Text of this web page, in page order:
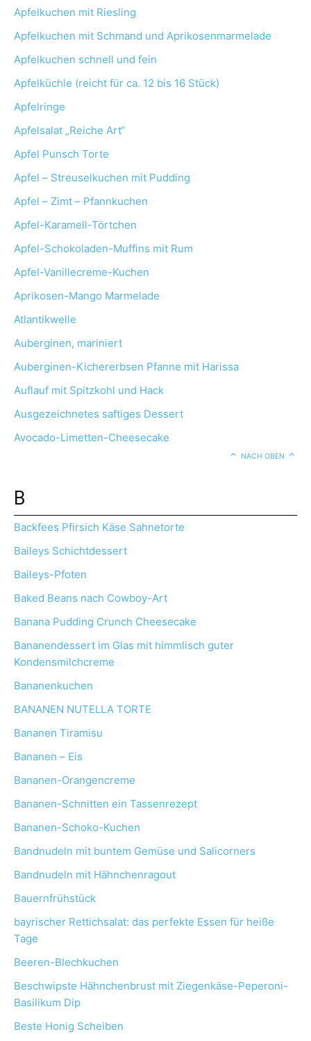
Apfelkuchen mit Riesling
Apfelkuchen mit Schmand und Aprikosenmarmelade
Apfelkuchen schnell und fein
Apfelküchle (reicht für ca. 12 bis 16 Stück)
Apfelringe
Apfelsalat „Reiche Art“
Apfel Punsch Torte
Apfel – Streuselkuchen mit Pudding
Apfel – Zimt – Pfannkuchen
Apfel-Karamell-Törtchen
Apfel-Schokoladen-Muffins mit Rum
Apfel-Vanillecreme-Kuchen
Aprikosen-Mango Marmelade
Atlantikwelle
Auberginen, mariniert
Auberginen-Kichererbsen Pfanne mit Harissa
Auflauf mit Spitzkohl und Hack
Ausgezeichnetes saftiges Dessert
Avocado-Limetten-Cheesecake
NACH OBEN
B
Backfees Pfirsich Käse Sahnetorte
Baileys Schichtdessert
Baileys-Pfoten
Baked Beans nach Cowboy-Art
Banana Pudding Crunch Cheesecake
Bananendessert im Glas mit himmlisch guter
Kondensmilchcreme
Bananenkuchen
BANANEN NUTELLA TORTE
Bananen Tiramisu
Bananen – Eis
Bananen-Orangencreme
Bananen-Schnitten ein Tassenrezept
Bananen-Schoko-Kuchen
Bandnudeln mit buntem Gemüse und Salicorners
Bandnudeln mit Hähnchenragout
Bauernfrühstück
bayrischer Rettichsalat: das perfekte Essen für heiße
Tage
Beeren-Blechkuchen
Beschwipste Hähnchenbrust mit Ziegenkäse-Peperoni-
Basilikum Dip
Beste Honig Scheiben